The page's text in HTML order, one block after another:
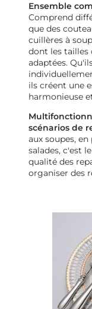
Ensemble
Comprend
que des
cuillères à
dont les
adaptées.
ils créent une
harmonieuse
scénarios de
aux soupes,
salades, c'est
qualité des
organiser des